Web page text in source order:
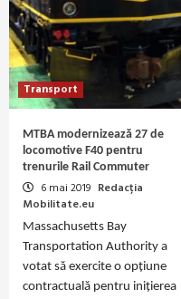
Transport
MTBA modernizează 27 de
locomotive F40 pentru
trenurile Rail Commuter
6 mai 2019 Redacția
Mobilitate.eu
Massachusetts Bay
Transportation Authority a
votat să exercite o opțiune
contractuală pentru inițierea